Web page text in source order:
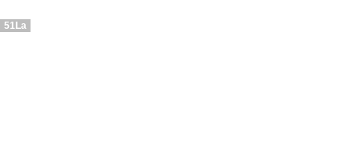
51La